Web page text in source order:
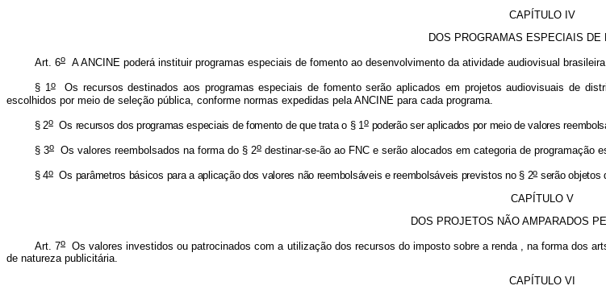
CAPÍTULO IV
DOS PROGRAMAS ESPECIAIS DE
Art. 6o A ANCINE poderá instituir programas especiais de fomento ao desenvolvimento da atividade audiovisual
§ 1oOs recursos destinados aos programas especiais de fomento serão aplicados em projetos audiovisuais de
escolhidos por meio de seleção pública, conforme normas expedidas pela ANCINE para cada programa.
§ 2oOs recursos dos programas especiais de fomento de que trata o § 1opoderão ser aplicados por meio de valores
§ 3o Os valores reembolsados na forma do § 2o destinar-se-ão ao FNC e serão alocados em categoria de programação
§ 4oOs parâmetros básicos para a aplicação dos valores não reembolsáveis e reembolsáveis previstos no § 2oserão objetos
CAPÍTULO V
DOS PROJETOS NÃO AMPARADOS
Art. 7o Os valores investidos ou patrocinados com a utilização dos recursos do imposto sobre a renda , na forma dos
de natureza publicitária.
CAPÍTULO VI